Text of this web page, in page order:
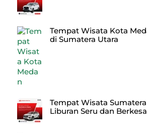
Tempat Wisata Kota
di Sumatera Utara
Tempat Wisata
Liburan Seru dan